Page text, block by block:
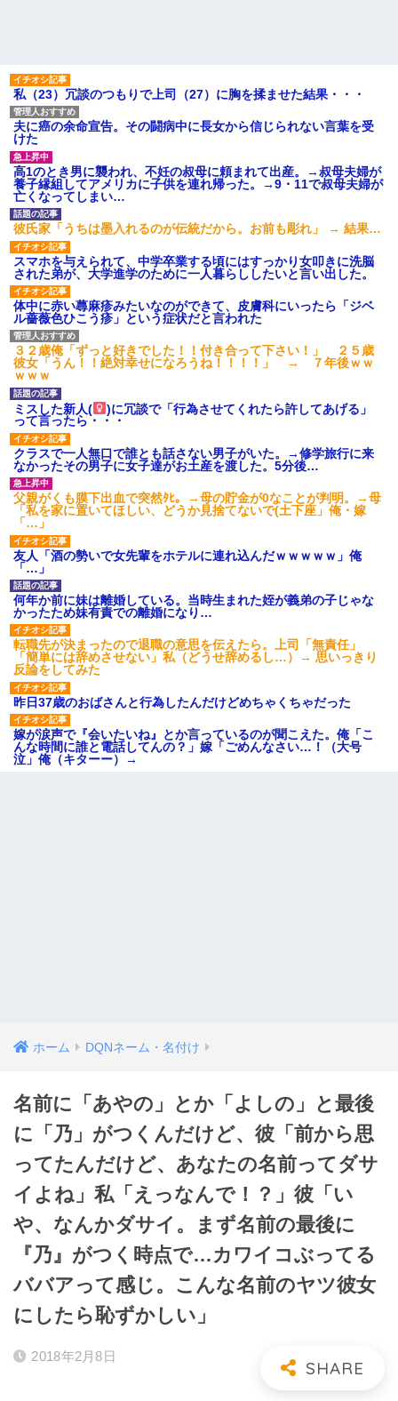
私（23）冗談のつもりで上司（27）に胸を揉ませた結果・・・
夫に癌の余命宣告。その闘病中に長女から信じられない言葉を受
けた
高1のとき男に襲われ、不妊の叔母に頼まれて出産。→叔母夫婦が
養子縁組してアメリカに子供を連れ帰った。→9・11で叔母夫婦が
亡くなってしまい…
彼氏家「うちは墨入れるのが伝統だから。お前も彫れ」 → 結果…
スマホを与えられて、中学卒業する頃にはすっかり女叩きに洗脳
された弟が、大学進学のために一人暮らししたいと言い出した。
体中に赤い蕁麻疹みたいなのができて、皮膚科にいったら「ジベ
ル薔薇色ひこう疹」という症状だと言われた
３２歳俺「ずっと好きでした！！付き合って下さい！」 ２５歳
彼女「うん！！絶対幸せになろうね！！！！」 → ７年後ｗｗ
ｗｗｗ
ミスした新人(
)に冗談で「行為させてくれたら許してあげる」
って言ったら・・・
クラスで一人無口で誰とも話さない男子がいた。→修学旅行に来
なかったその男子に女子達がお土産を渡した。5分後…
父親がくも膜下出血で突然ﾀﾋ。→母の貯金が0なことが判明。→母
「私を家に置いてほしい、どうか見捨てないで(土下座」俺・嫁
「…」
友人「酒の勢いで女先輩をホテルに連れ込んだｗｗｗｗｗ」俺
「…」
何年か前に妹は離婚している。当時生まれた姪が義弟の子じゃな
かったため妹有責での離婚になり…
転職先が決まったので退職の意思を伝えたら。上司「無責任」
「簡単には辞めさせない」私（どうせ辞めるし…）→ 思いっきり
反論をしてみた
昨日37歳のおばさんと行為したんだけどめちゃくちゃだった
嫁が涙声で『会いたいね』とか言っているのが聞こえた。俺「こ
んな時間に誰と電話してんの？」嫁「ごめんなさい…！（大号
泣」俺（キターー）→
ホーム DQNネーム・名付け
名前に「あやの」とか「よしの」と最後
に「乃」がつくんだけど、彼「前から思
ってたんだけど、あなたの名前ってダサ
イよね」私「えっなんで！？」彼「い
や、なんかダサイ。まず名前の最後に
『乃』がつく時点で…カワイコぶってる
ババアって感じ。こんな名前のヤツ彼女
にしたら恥ずかしい」
2018年2月8日